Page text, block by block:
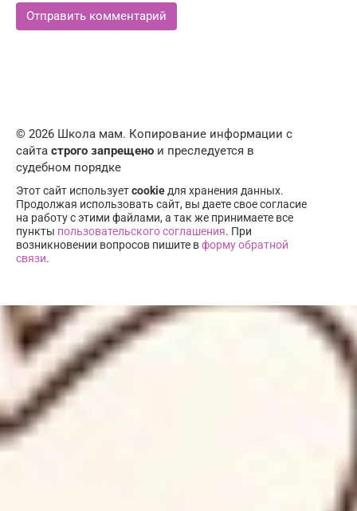
© 2026 Школа мам. Копирование информации с
сайта строго запрещено и преследуется в
судебном порядке
Этот сайт используетcookieдля хранения данных.
Продолжая использовать сайт, вы даете свое согласие
на работу с этими файлами, а так же принимаете все
пункты пользовательского соглашения. При
возникновении вопросов пишите вформу обратной
связи.